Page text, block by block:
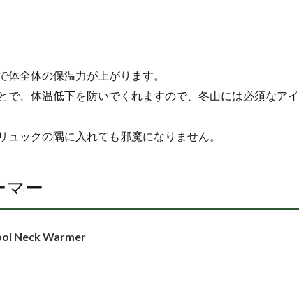
全体の保温力が上がります。
で、体温低下を防いでくれますので、冬山には必須なアイ
ックの隅に入れても邪魔になりません。
マー
Neck Warmer